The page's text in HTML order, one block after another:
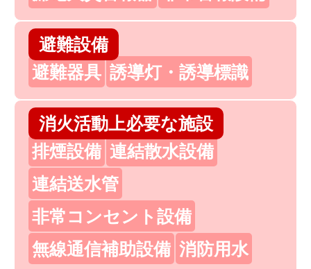
避難設備
避難器具 誘導灯・誘導標識
消火活動上必要な施設
排煙設備 連結散水設備
連結送水管
非常コンセント設備
無線通信補助設備 消防用水